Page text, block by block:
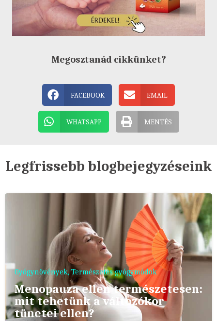
Megosztanád cikkünket?
FACEBOOK EMAIL
WHATSAPP MENTÉS
Legfrissebb blogbejegyzéseink
Gyógynövények,Természetes gyógymódok
Menopauza ellen természetesen:
mit tehetünk a változókor
tünetei ellen?